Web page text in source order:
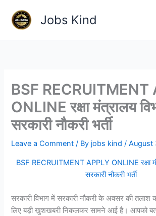
content
Jobs Kind
BSF RECRUITMENT
ONLINE रक्षा मंत्रालय
सरकारी नौकरी भर्ती
Leave a Comment / By jobs kind/August
BSF RECRUITMENT APPLY ONLINE रक्षा
सरकारी नौकरी भर्ती
सरकारी विभाग में सरकारी नौकरी के अवसर की तलाश
लिए बड़ी खुशखबरी निकलकर सामने आई है। आपको